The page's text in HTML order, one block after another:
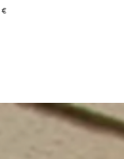
€